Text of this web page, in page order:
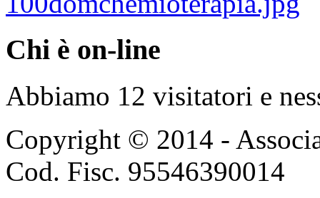
Chi è on-line
Abbiamo 12 visitatori e
Copyright © 2014 -
Cod. Fisc. 95546390014